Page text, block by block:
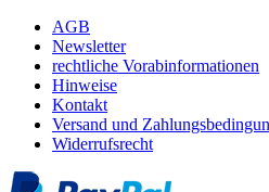
AGB
Newsletter
rechtliche Vorabinformationen
Hinweise
Kontakt
Versand und
Widerrufsrecht